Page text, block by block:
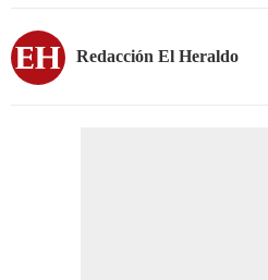
Redacción El Heraldo